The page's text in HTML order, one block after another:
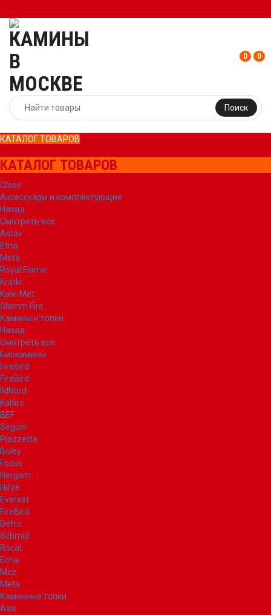
Поиск
0 0
КАТАЛОГ ТОВАРОВ
КАТАЛОГ ТОВАРОВ
Close
Аксессуары и комплектующие
Назад
Смотреть все
Astov
Etna
Meta
Royal Flame
Kratki
Kaw-Met
Glamm Fire
Камины и топки
Назад
Смотреть все
Биокамины
FireBird
FireBird
IldNord
Kalfire
BEF
Seguin
Piazzetta
Boley
Focus
Hergom
Hitze
Everest
FireBird
Defro
Schmid
Rocal
Echa
Mcz
Meta
Каминные топки
Axis